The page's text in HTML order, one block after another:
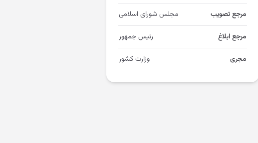
مرجع تصویب مجلس شورای اسلامی
مرجع ابلاغ رئیس جمهور
مجری وزارت کشور